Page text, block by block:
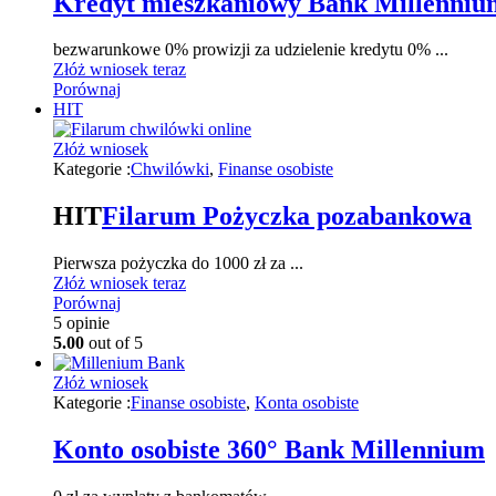
bezwarunkowe 0% prowizji za udzielenie kredytu 0% ...
Złóż wniosek teraz
Porównaj
HIT
Złóż wniosek
Kategorie :Chwilówki, Finanse osobiste
HITFilarum Pożyczka pozabankowa
Pierwsza pożyczka do 1000 zł za ...
Złóż wniosek teraz
Porównaj
5 opinie
5.00 out of 5
Złóż wniosek
Kategorie :Finanse osobiste, Konta osobiste
Konto osobiste 360° Bank Millennium